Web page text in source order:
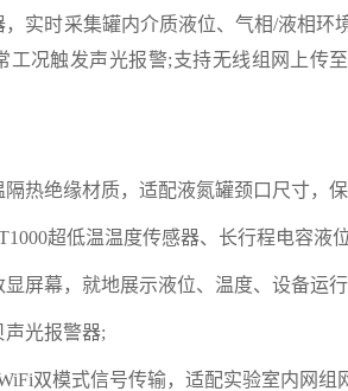
实时采集罐内介质液位、气相/液相
工况触发声光报警;支持无线组网上传
热绝缘材质，适配液氮罐颈口尺寸，
超低温温度传感器、长行程电容液
屏幕，就地展示液位、温度、设备运
光报警器;
双模式信号传输，适配实验室内网组